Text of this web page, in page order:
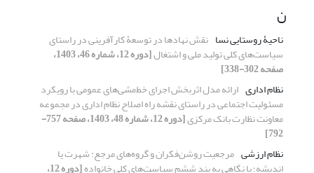
ن
ناحیۀ روستایی نسا نقش نهادها در توسعۀ کارآفرینی در راستای
سیاست‌های کلی تولید ملی و اشتغال [دوره 12، شماره 46، 1403،
صفحه 302-338]
نظام اداری ارائه مدل اثربخش اجرای خط‌مشی‌های عمومی با رویکرد
مسئولیت اجتماعی در راستای نقشه راه اصلاح نظام اداری در مجموعه
معاونت نظارت بانک مرکزی [دوره 12، شماره 48، 1403، صفحه 757-
792]
نظام ارزشی مرجعیت روشن‌فکران و گروه‌های مرجع: شهرت یا
اندیشه؛ با نگاهی به بند ششم سیاست‌های کلی خانواده [دوره 12،